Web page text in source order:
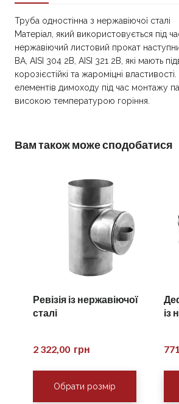
Труба одностінна з нержавіючої сталі
Матеріал, який використовується під
нержавіючий листовий прокат
BA, AISI 304 2B, AISI 321 2B, які мають
корозієстійкі та жароміцні
елементів димоходу під час монтажу
високою температурою горіння.
Вам також може сподобатися
Ревізія із нержавіючої
сталі
2 322,00  грн
Обрати розмір
із